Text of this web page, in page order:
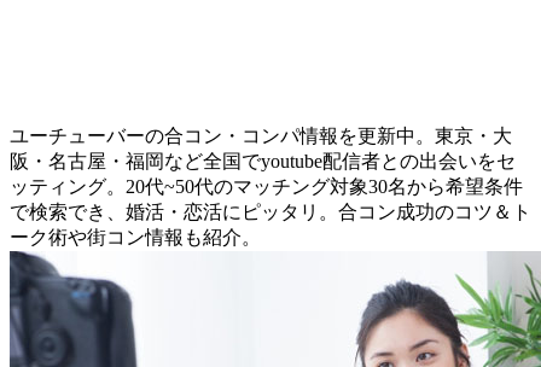
ユーチューバーの合コン・コンパ情報を更新中。東京・大
阪・名古屋・福岡など全国でyoutube配信者との出会いをセ
ッティング。20代~50代のマッチング対象30名から希望条件
で検索でき、婚活・恋活にピッタリ。合コン成功のコツ＆ト
ーク術や街コン情報も紹介。